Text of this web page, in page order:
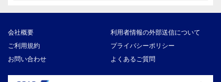
会社概要
利用者情報の外部送信について
ご利用規約
プライバシーポリシー
お問い合わせ
よくあるご質問